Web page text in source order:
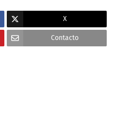
X
Contacto